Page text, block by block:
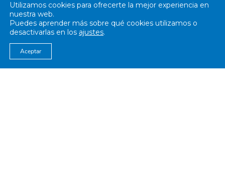
Política de Cookies
© 2026
Utilizamos cookies para ofrecerte la mejor experiencia en
nuestra web.
Puedes aprender más sobre qué cookies utilizamos o
desactivarlas en los ajustes.
Aceptar